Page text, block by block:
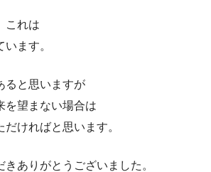
これは
ます。
ると思いますが
を望まない場合は
ければと思います。
ありがとうございました。